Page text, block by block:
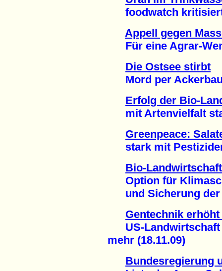
foodwatch kritisiert
Appell gegen
Für eine Agrar-
Die Ostsee stirbt
Mord per Ackerbau
Erfolg der Bio-
mit Artenvielfalt
Greenpeace:
stark mit
Bio-Landwirtschaft
Option für
und Sicherung der
Gentechnik
US-Landwirtschaft
mehr (18.11.09)
Bundesregierung